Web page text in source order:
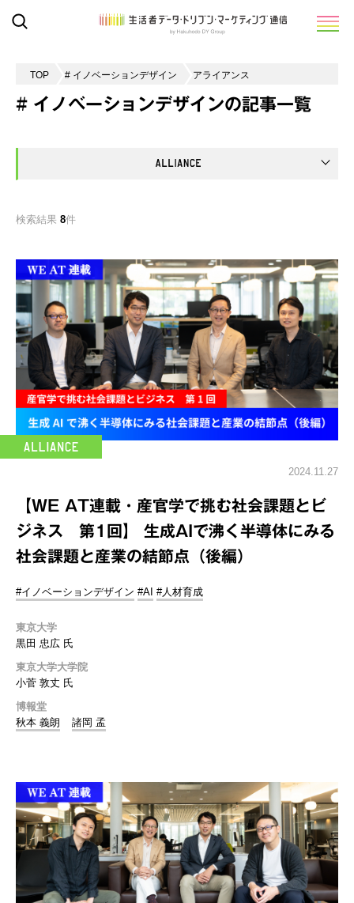
TOP # イノベーションデザイン アライアンス
# イノベーションデザインの記事一覧
検索結果 8件
2024.11.27
【WE AT連載・産官学で挑む社会課題とビ
ジネス 第1回】 生成AIで沸く半導体にみる
社会課題と産業の結節点（後編）
#イノベーションデザイン #AI #人材育成
東京大学
黒田 忠広 氏
東京大学大学院
小菅 敦丈 氏
博報堂
秋本 義朗
諸岡 孟